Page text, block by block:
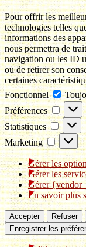
Pour offrir les
technologies telles
informations des
nous permettra de
navigation ou les ID
ou de retirer son
certaines
Fonctionnel
Préférences
Statistiques
Marketing
Gérer les
Gérer les
Gérer
En savoir plus
Accepter Refuser
Enregistrer les